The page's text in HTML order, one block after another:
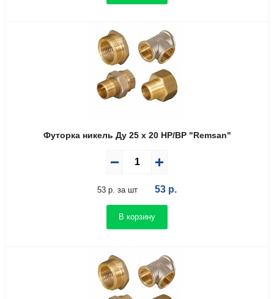
Футорка никель Ду 25 х 20 НР/ВР "Remsan"
53 р. за шт 53 р.
В корзину